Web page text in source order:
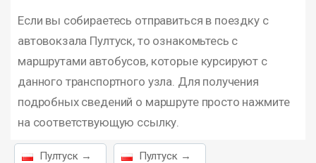
Если вы собираетесь отправиться в поездку с
автовокзала Пултуск, то ознакомьтесь с
маршрутами автобусов, которые курсируют с
данного транспортного узла. Для получения
подробных сведений о маршруте просто нажмите
на соответствующую ссылку.
Пултуск →
Пултуск →